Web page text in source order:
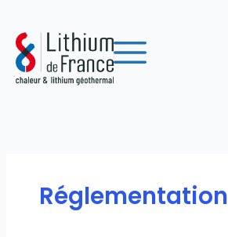
contenu
Réglementation